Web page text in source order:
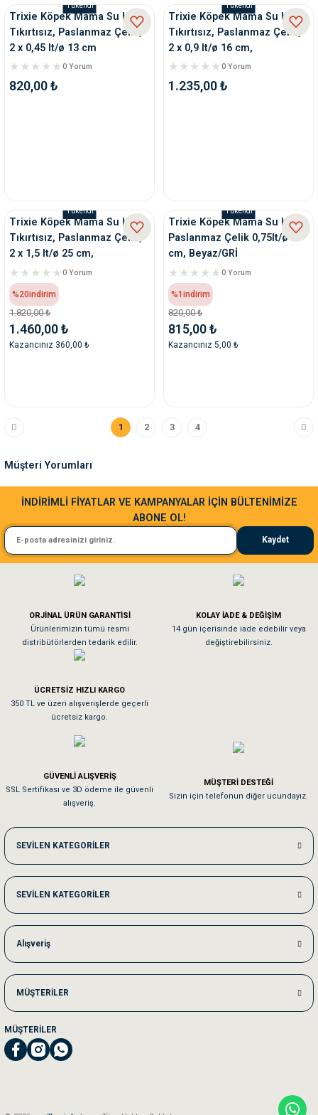
Tükendi
Trixie Köpek Mama Su Kabı,
Tıkırtısız, Paslanmaz Çelik,
2 x 0,45 lt/ø 13 cm
0 Yorum
820,00 ₺
Tükendi
Trixie Köpek Mama Su Kabı,
Tıkırtısız, Paslanmaz Çelik,
2 x 0,9 lt/ø 16 cm,
0 Yorum
1.235,00 ₺
Tükendi
Trixie Köpek Mama Su Kabı,
Tıkırtısız, Paslanmaz Çelik,
2 x 1,5 lt/ø 25 cm,
0 Yorum
%20indirim
1.820,00 ₺
1.460,00 ₺
Kazancınız 360,00 ₺
Tükendi
Trixie Köpek Mama Su Kabı,
Paslanmaz Çelik 0,75lt/ø 17
cm, Beyaz/GRİ
0 Yorum
%1 indirim
820,00 ₺
815,00 ₺
Kazancınız 5,00 ₺
1 2 3 4
Müşteri Yorumları
Sa**** Ta******
Kedim taze mamaya bayıldı kargo fimrasın da bir sorun yaşadım ve arkadaşlar
El**** Ek******
Köpeğim bayıldı hediyeler için teşekkürler
As**** Tu******
Tavşanım kafesinin kalitesine ve paketlemesine bayıldım
Sa**** On******
Kedilerim beğeniyorlar. Memnunuz. Uygun fiyatta olması iyi.
Me***** Ya******
Akşam verdiğim sipariş bir sonraki gün elime ulaştı. Jack russell köpeğim
Ka***** Ar******
İNDİRİMLİ FİYATLAR VE KAMPANYALAR İÇİN BÜLTENİMİZE
ABONE OL!
Kaydet
ORJİNAL ÜRÜN GARANTİSİ
Ürünlerimizin tümü resmi
distribütörlerden tedarik edilir.
KOLAY İADE & DEĞİŞİM
14 gün içerisinde iade edebilir veya
değiştirebilirsiniz.
ÜCRETSİZ HIZLI KARGO
350 TL ve üzeri alışverişlerde geçerli
ücretsiz kargo.
GÜVENLİ ALIŞVERİŞ
SSL Sertifikası ve 3D ödeme ile güvenli
alışveriş.
MÜŞTERİ DESTEĞİ
Sizin için telefonun diğer ucundayız.
SEVİLEN KATEGORİLER
SEVİLEN KATEGORİLER
Alışveriş
MÜŞTERİLER
MÜŞTERİLER